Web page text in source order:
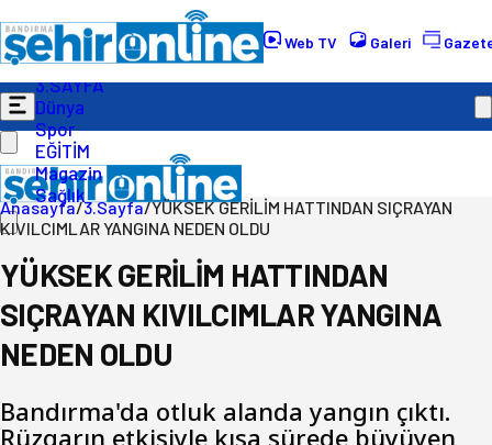
Web TV Galeri
Gündem
Ekonomi
Politika
3.SAYFA
Dünya
Spor
EĞİTİM
Magazin
Sağlık
Anasayfa/3.Sayfa/YÜKSEK GERİLİM HATTINDAN SIÇRAYAN
KIVILCIMLAR YANGINA NEDEN OLDU
YÜKSEK GERİLİM HATTINDAN
SIÇRAYAN KIVILCIMLAR YANGINA
NEDEN OLDU
Bandırma'da otluk alanda yangın çıktı.
Rüzgarın etkisiyle kısa sürede büyüyen